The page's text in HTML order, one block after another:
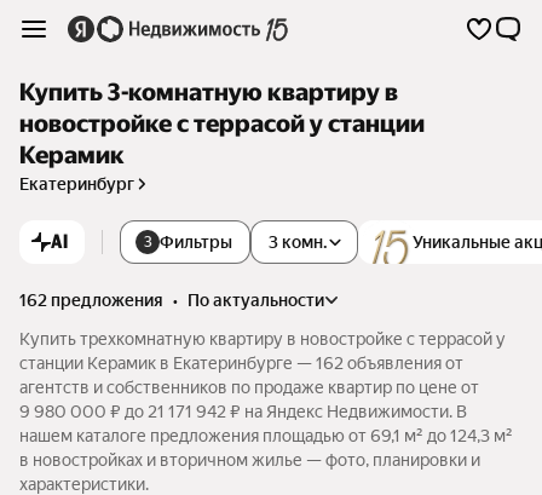
Купить 3-комнатную квартиру в
новостройке с террасой у станции
Керамик
Екатеринбург
AI 3 Фильтры Уникальные
3 комн.
162 предложения •
по актуальности
Купить трехкомнатную квартиру в новостройке с террасой у
станции Керамик в Екатеринбурге — 162 объявления от
агентств и собственников по продаже квартир по цене от
9 980 000 ₽ до 21 171 942 ₽ на Яндекс Недвижимости. В
нашем каталоге предложения площадью от 69,1 м² до 124,3 м²
в новостройках и вторичном жилье — фото, планировки и
характеристики.